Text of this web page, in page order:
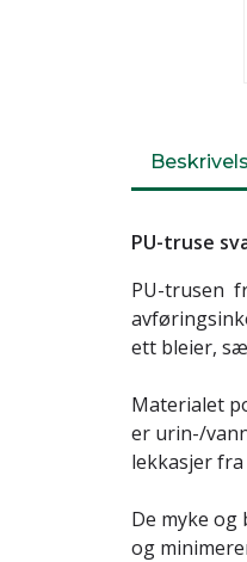
PU-truse
PU-trusen
ett bleier,
Materialet
er urin-/
lekkasjer
De myke
og